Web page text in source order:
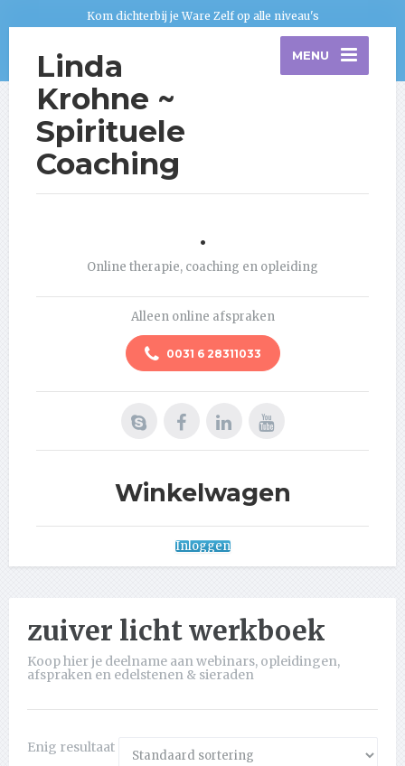
Kom dichterbij je Ware Zelf op alle niveau's
Linda
Krohne ~
Spirituele
Coaching
MENU
.
Online therapie, coaching en opleiding
Alleen online afspraken
0031 6 28311033
Winkelwagen
Inloggen
zuiver licht werkboek
Koop hier je deelname aan webinars, opleidingen,
afspraken en edelstenen & sieraden
Enig resultaat